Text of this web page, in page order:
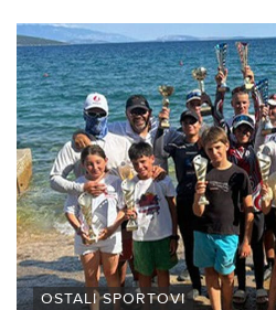
OSTALI SPORTOVI